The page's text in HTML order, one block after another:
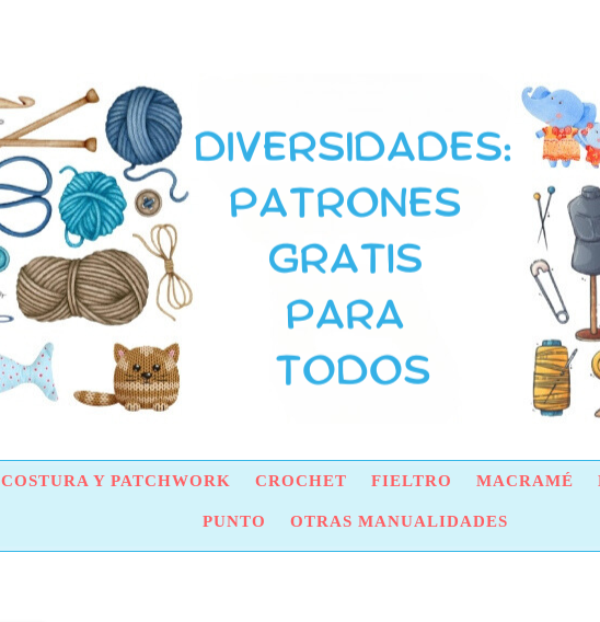
COSTURA Y PATCHWORK CROCHET FIELTRO MACRAMÉ
PUNTO OTRAS MANUALIDADES